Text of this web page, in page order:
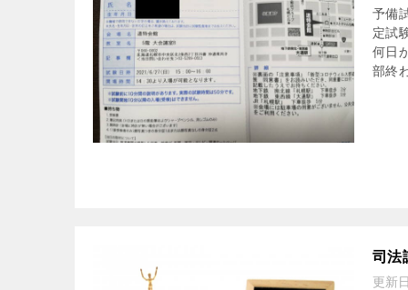
予備
定試
何日
部終
司法
更新